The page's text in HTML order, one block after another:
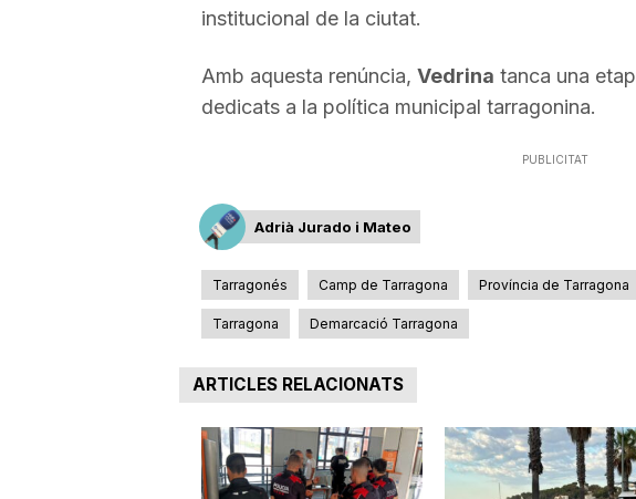
institucional de la ciutat.
Amb aquesta renúncia, Vedrina tanca una
dedicats a la política municipal tarragonina.
PUBLICITAT
Adrià Jurado i Mateo
Tarragonés Camp de Tarragona Província de Tarragona
Tarragona Demarcació Tarragona
ARTICLES RELACIONATS